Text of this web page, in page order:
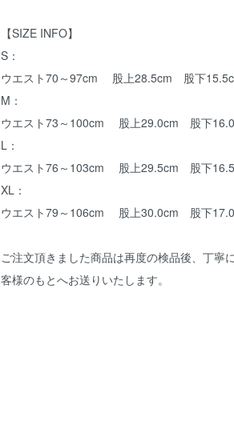
【SIZE INFO】
S：
ウエスト70～97cm 股上28.5cm 股下
M：
ウエスト73～100cm 股上29.0cm 股下
L：
ウエスト76～103cm 股上29.5cm 股下
XL：
ウエスト79～106cm 股上30.0cm 股下
ご注文頂きました商品は再度の検品後、丁寧
客様のもとへお送りいたします。